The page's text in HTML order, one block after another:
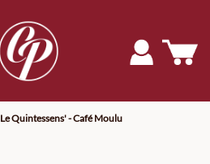
Le Quintessens' - Café Moulu